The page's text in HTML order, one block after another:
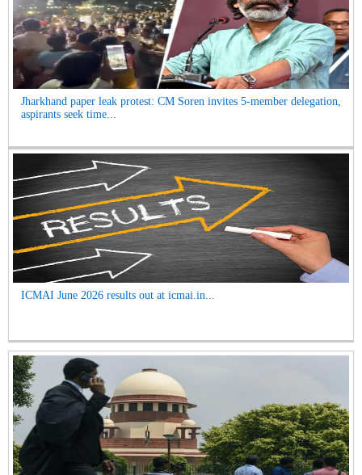
Jharkhand paper leak protest: CM Soren invites 5-member delegation,
aspirants seek time...
ICMAI June 2026 results out at icmai.in...